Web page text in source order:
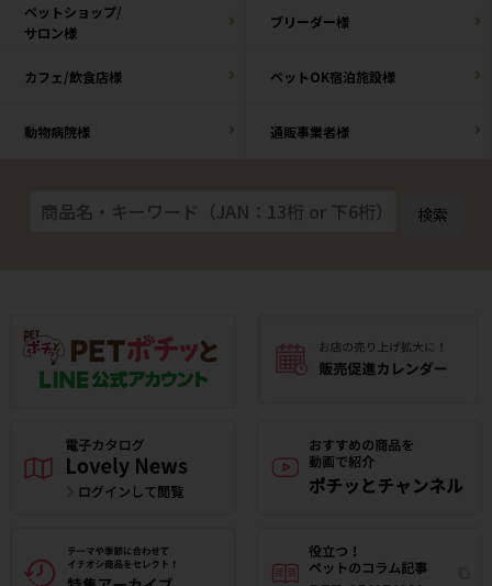
ペットショップ/
サロン様
ブリーダー様
カフェ/飲食店様 ペットOK宿泊施設様
動物病院様 通販事業者様
検索